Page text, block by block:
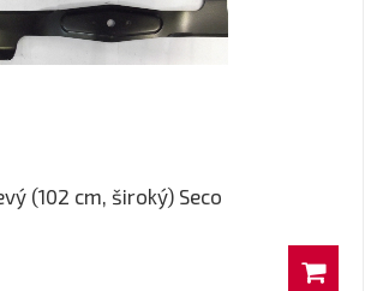
(102 cm, široký) Seco